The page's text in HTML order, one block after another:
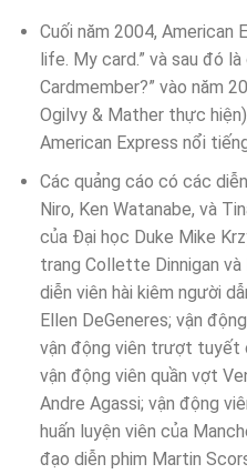
Cuối năm 2004, American
life. My card.” và sau đó là
Cardmember?” vào năm
Ogilvy & Mather thực
American Express nổi
Các quảng cáo có các
Niro, Ken Watanabe, và
của Đại học Duke Mike
trang Collette Dinnigan
diễn viên hài kiêm người
Ellen DeGeneres; vận
vận động viên trượt tuyết
vận động viên quần vợt
Andre Agassi; vận động
huấn luyện viên của
đạo diễn phim Martin